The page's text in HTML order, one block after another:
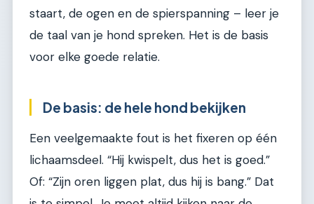
staart, de ogen en de spierspanning – leer je
de taal van je hond spreken. Het is de basis
voor elke goede relatie.
De basis: de hele hond bekijken
Een veelgemaakte fout is het fixeren op één
lichaamsdeel. “Hij kwispelt, dus het is goed.”
Of: “Zijn oren liggen plat, dus hij is bang.” Dat